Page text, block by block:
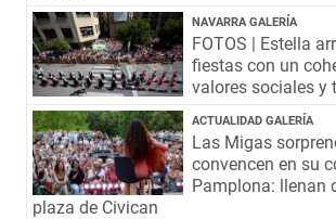
NAVARRA GALERÍA
FOTOS | Estella
fiestas con un
valores sociales y
ACTUALIDAD GALERÍA
Las Migas
convencen en su
Pamplona: llenan
plaza de Civican